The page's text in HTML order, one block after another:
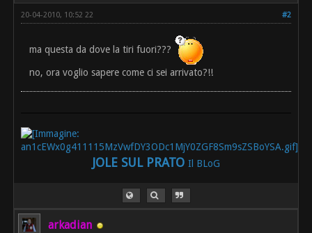
#2
20-04-2010, 10:52 22
ma questa da dove la tiri fuori???
no, ora voglio sapere come ci sei arrivato?!!
JOLE SUL PRATO Il BLoG
arkadian